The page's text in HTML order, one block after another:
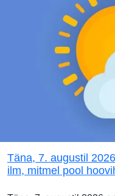
Täna, 7. augustil
ilm, mitmel pool